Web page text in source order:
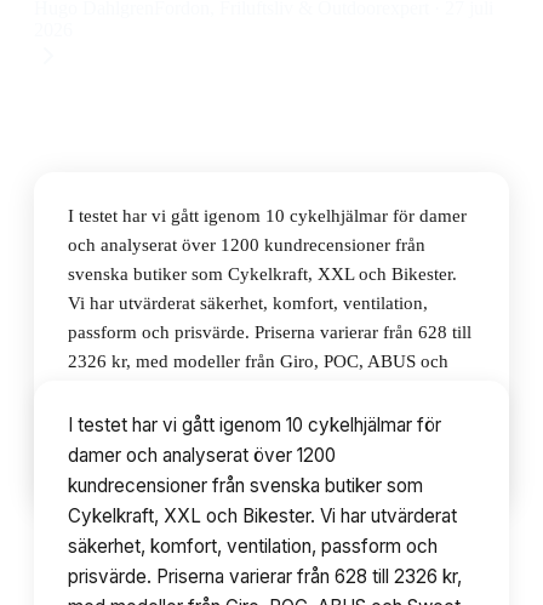
I testet har vi gått igenom 10 cykelhjälmar för damer
och analyserat över 1200 kundrecensioner från
svenska butiker som Cykelkraft, XXL och Bikester.
Vi har utvärderat säkerhet, komfort, ventilation,
passform och prisvärde. Priserna varierar från 628 till
2326 kr, med modeller från Giro, POC, ABUS och
Innehållsförteckning
I testet har vi gått igenom 10 cykelhjälmar för
damer och analyserat över 1200
kundrecensioner från svenska butiker som
Cykelkraft, XXL och Bikester. Vi har utvärderat
säkerhet, komfort, ventilation, passform och
prisvärde. Priserna varierar från 628 till 2326 kr,